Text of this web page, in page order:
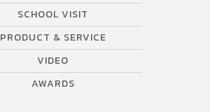
SCHOOL VISIT
PRODUCT & SERVICE
VIDEO
AWARDS